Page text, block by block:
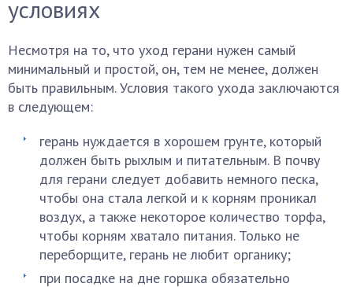
условиях
Несмотря на то, что уход герани нужен самый
минимальный и простой, он, тем не менее, должен
быть правильным. Условия такого ухода заключаются
в следующем:
герань нуждается в хорошем грунте, который
должен быть рыхлым и питательным. В почву
для герани следует добавить немного песка,
чтобы она стала легкой и к корням проникал
воздух, а также некоторое количество торфа,
чтобы корням хватало питания. Только не
переборщите, герань не любит органику;
при посадке на дне горшка обязательно